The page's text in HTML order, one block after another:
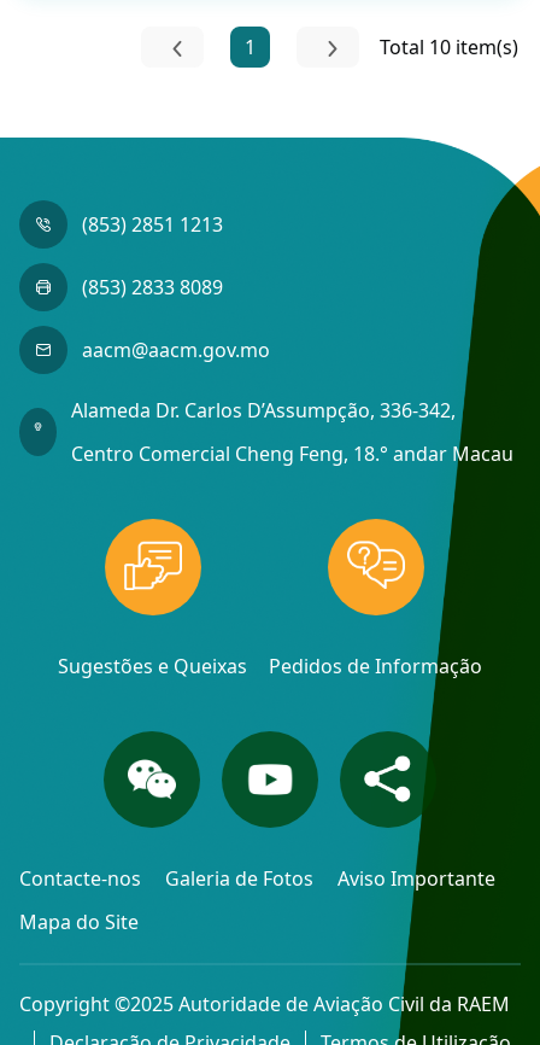
1 Total 10 item(s)
(853) 2851 1213
(853) 2833 8089
aacm@aacm.gov.mo
Alameda Dr. Carlos D’Assumpção, 336-342,
Centro Comercial Cheng Feng, 18.° andar Macau
Sugestões e Queixas Pedidos de Informação
Contacte-nos Galeria de Fotos
Aviso Importante
Mapa do Site
Copyright ©2025 Autoridade de Aviação Civil da RAEM